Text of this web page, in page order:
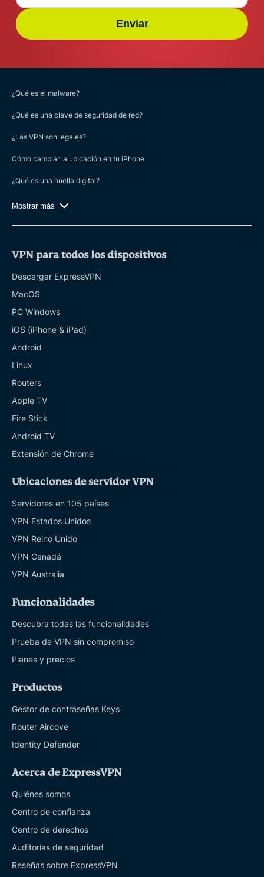
Enviar
¿Qué es el malware?
¿Qué es una clave de seguridad de red?
¿Las VPN son legales?
Cómo cambiar la ubicación en tu iPhone
¿Qué es una huella digital?
Mostrar más
VPN para todos los dispositivos
Descargar ExpressVPN
MacOS
PC Windows
iOS (iPhone & iPad)
Android
Linux
Routers
Apple TV
Fire Stick
Android TV
Extensión de Chrome
Ubicaciones de servidor VPN
Servidores en 105 países
VPN Estados Unidos
VPN Reino Unido
VPN Canadá
VPN Australia
Funcionalidades
Descubra todas las funcionalidades
Prueba de VPN sin compromiso
Planes y precios
Productos
Gestor de contraseñas Keys
Router Aircove
Identity Defender
Acerca de ExpressVPN
Quiénes somos
Centro de confianza
Centro de derechos
Auditorías de seguridad
Reseñas sobre ExpressVPN